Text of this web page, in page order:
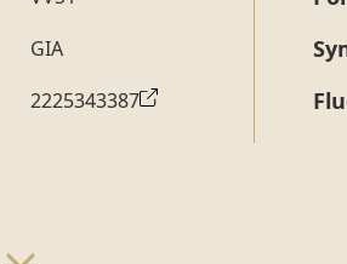
Pro sdělení skladové velikosti tohoto
GIA
2225343387